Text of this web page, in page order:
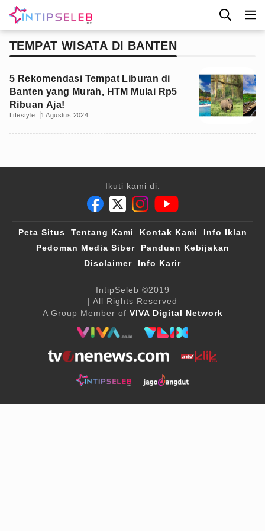
TEMPAT WISATA DI BANTEN
5 Rekomendasi Tempat Liburan di
Banten yang Murah, HTM Mulai Rp5
Ribuan Aja!
Lifestyle 1 Agustus 2024
Ikuti kami di:
Peta Situs Tentang Kami Kontak Kami
Info Iklan
Pedoman Media Siber
Panduan Kebijakan
Disclaimer
Info Karir
IntipSeleb ©2019
| All Rights Reserved
A Group Member of VIVA Digital Network